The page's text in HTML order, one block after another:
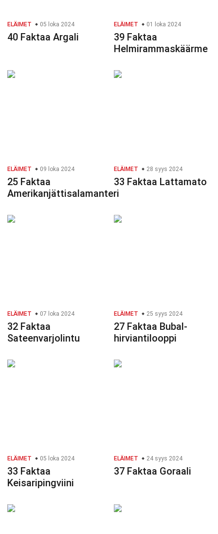
ELÄIMET 05 loka 2024
40 Faktaa Argali
ELÄIMET 01 loka 2024
39 Faktaa
Helmirammaskäärme
ELÄIMET 09 loka 2024
25 Faktaa
Amerikanjättisalamanteri
ELÄIMET 28 syys 2024
33 Faktaa Lattamato
ELÄIMET 07 loka 2024
32 Faktaa
Sateenvarjolintu
ELÄIMET 25 syys 2024
27 Faktaa Bubal-
hirviantilooppi
ELÄIMET 05 loka 2024
33 Faktaa
Keisaripingviini
ELÄIMET 24 syys 2024
37 Faktaa Goraali